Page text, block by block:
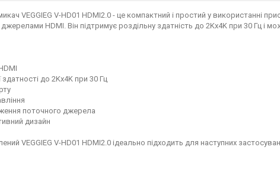
VEGGIEG V-HD01 HDMI2.0 - це компактний і простий у використанні
HDMI. Він підтримує роздільну здатність до 2Kx4K при 30 Гц і
до 2Kx4K при 30 Гц
поточного джерела
дизайн
VEGGIEG V-HD01 HDMI2.0 ідеально підходить для наступних